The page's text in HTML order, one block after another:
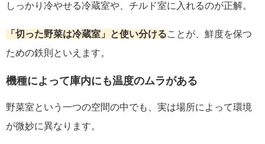
しっかり冷やせる冷蔵室や、チルド室に入れるのが正解。
「切った野菜は冷蔵室」と使い分けることが、鮮度を保つ
ための鉄則といえます。
機種によって庫内にも温度のムラがある
野菜室という一つの空間の中でも、実は場所によって環境
が微妙に異なります。